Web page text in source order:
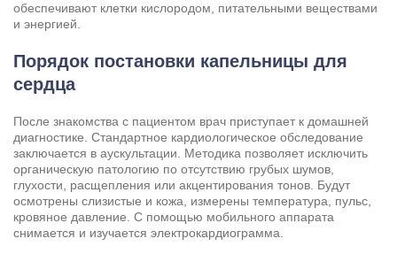
обеспечивают клетки кислородом, питательными веществами
и энергией.
Порядок постановки капельницы для
сердца
После знакомства с пациентом врач приступает к домашней
диагностике. Стандартное кардиологическое обследование
заключается в аускультации. Методика позволяет исключить
органическую патологию по отсутствию грубых шумов,
глухости, расщепления или акцентирования тонов. Будут
осмотрены слизистые и кожа, измерены температура, пульс,
кровяное давление. С помощью мобильного аппарата
снимается и изучается электрокардиограмма.